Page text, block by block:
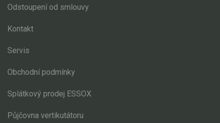
Odstoupení od smlouvy
Kontakt
Servis
Obchodní podmínky
Splátkový prodej ESSOX
Půjčovna vertikutátoru